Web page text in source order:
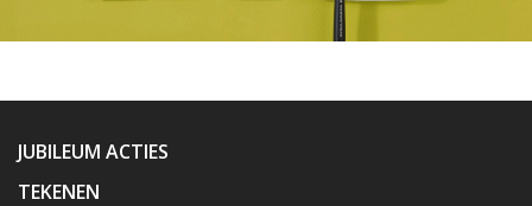
JUBILEUM ACTIES
TEKENEN